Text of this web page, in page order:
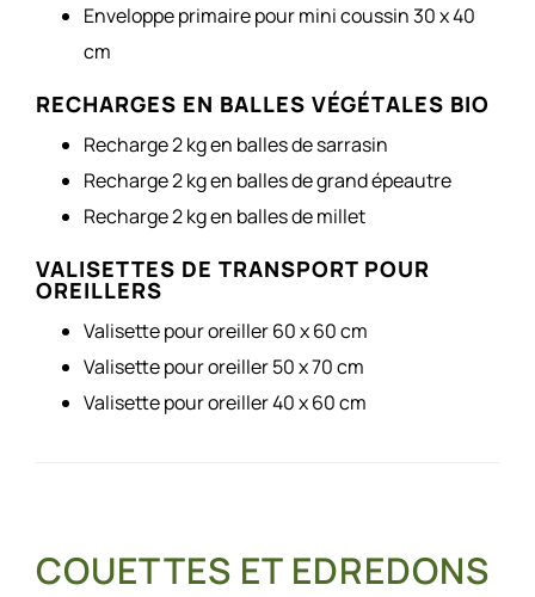
Enveloppe primaire pour mini coussin 30 x 40
cm
RECHARGES EN BALLES VÉGÉTALES BIO
Recharge 2 kg en balles de sarrasin
Recharge 2 kg en balles de grand épeautre
Recharge 2 kg en balles de millet
VALISETTES DE TRANSPORT POUR
OREILLERS
Valisette pour oreiller 60 x 60 cm
Valisette pour oreiller 50 x 70 cm
Valisette pour oreiller 40 x 60 cm
COUETTES ET EDREDONS